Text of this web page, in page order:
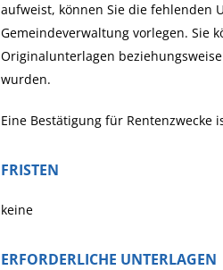
aufweist, können Sie die fehlenden
Gemeindeverwaltung vorlegen. Sie
Originalunterlagen
wurden.
Eine Bestätigung für Rentenzwecke
FRISTEN
keine
ERFORDERLICHE UNTERLAGEN